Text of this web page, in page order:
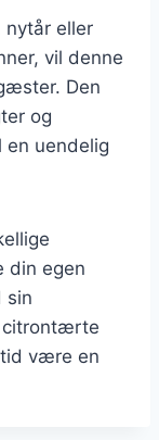
nytår eller
vil denne
Den
og
en uendelig
din egen
sin
citrontærte
være en